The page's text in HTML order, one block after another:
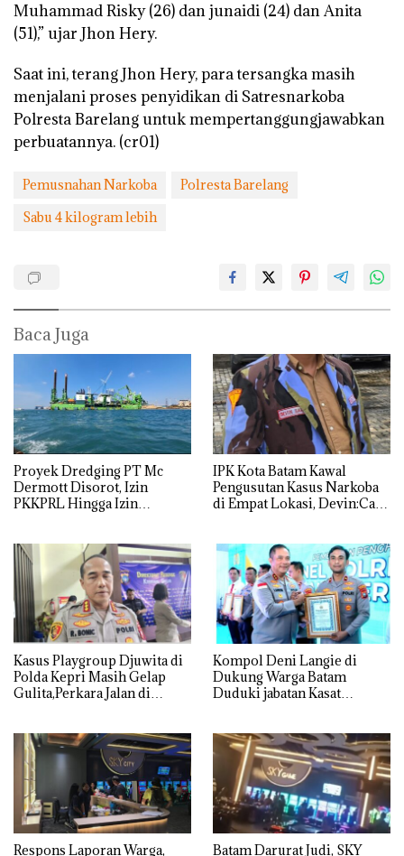
Muhammad Risky (26) dan junaidi (24) dan Anita
(51),” ujar Jhon Hery.
Saat ini, terang Jhon Hery, para tersangka masih
menjalani proses penyidikan di Satresnarkoba
Polresta Barelang untuk mempertanggungjawabkan
perbuatannya. (cr01)
Pemusnahan Narkoba
Polresta Barelang
Sabu 4 kilogram lebih
Baca Juga
Proyek Dredging PT Mc
Dermott Disorot, Izin
PKKPRL Hingga Izin
IPK Kota Batam Kawal
Pengusutan Kasus Narkoba
di Empat Lokasi, Devin:Cari
Kasus Playgroup Djuwita di
Polda Kepri Masih Gelap
Gulita,Perkara Jalan di
Kompol Deni Langie di
Dukung Warga Batam
Duduki jabatan Kasat
Respons Laporan Warga,
Batam Darurat Judi, SKY